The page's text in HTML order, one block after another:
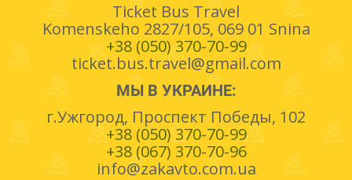
Ticket Bus Travel
Komenskeho 2827/105, 069 01 Snina
+38 (050) 370-70-99
ticket.bus.travel@gmail.com
МЫ В УКРАИНЕ:
г.Ужгород, Проспект Победы, 102
+38 (050) 370-70-99
+38 (067) 370-70-96
info@zakavto.com.ua